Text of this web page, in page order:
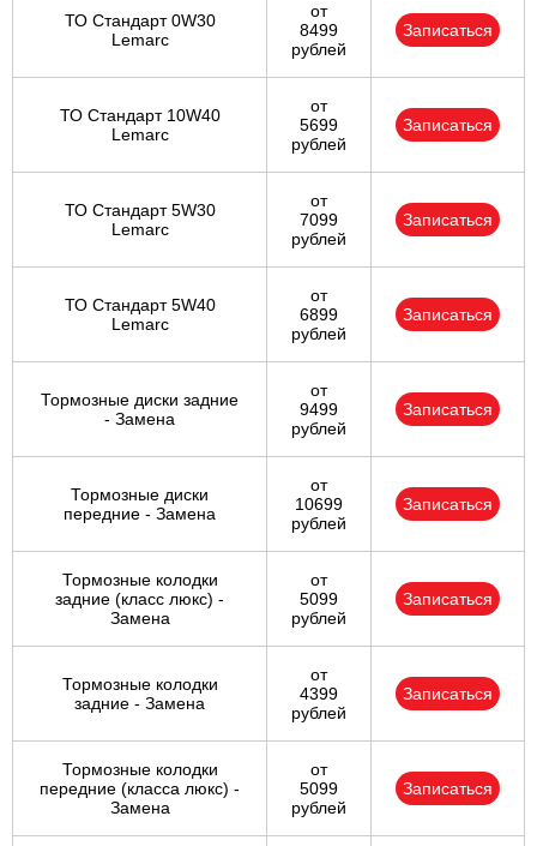
ТО Стандарт 0W30
Lemarc
от
8499
рублей
Записаться
ТО Стандарт 10W40
Lemarc
от
5699
рублей
Записаться
ТО Стандарт 5W30
Lemarc
от
7099
рублей
Записаться
ТО Стандарт 5W40
Lemarc
от
6899
рублей
Записаться
Тормозные диски задние
- Замена
от
9499
рублей
Записаться
Тормозные диски
передние - Замена
от
10699
рублей
Записаться
Тормозные колодки
задние (класс люкс) -
Замена
от
5099
рублей
Записаться
Тормозные колодки
задние - Замена
от
4399
рублей
Записаться
Тормозные колодки
передние (класса люкс) -
Замена
от
5099
рублей
Записаться